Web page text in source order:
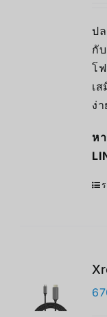
ป
กั
โ
เ
ง่า
ห